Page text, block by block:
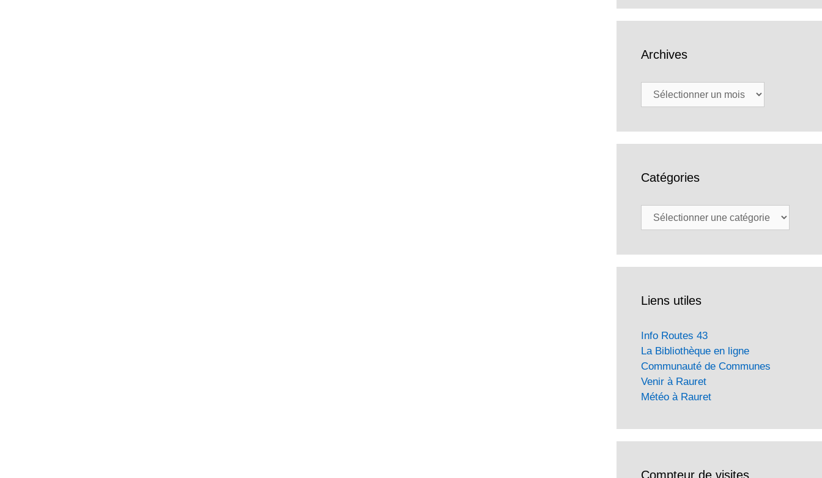
Archives
Archives
Catégories
Catégories
Liens utiles
Info Routes 43
La Bibliothèque en ligne
Communauté de Communes
Venir à Rauret
Météo à Rauret
Compteur de visites